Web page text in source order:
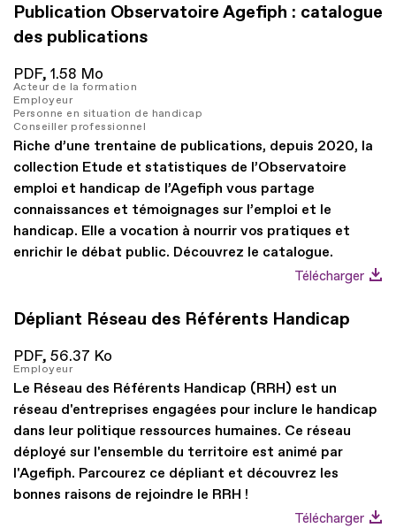
Publication Observatoire Agefiph : catalogue
des publications
PDF, 1.58 Mo
Acteur de la formation
Employeur
Personne en situation de handicap
Conseiller professionnel
Riche d’une trentaine de publications, depuis 2020, la
collection Etude et statistiques de l’Observatoire
emploi et handicap de l’Agefiph vous partage
connaissances et témoignages sur l’emploi et le
handicap. Elle a vocation à nourrir vos pratiques et
enrichir le débat public. Découvrez le catalogue.
Télécharger
Dépliant Réseau des Référents Handicap
PDF, 56.37 Ko
Employeur
Le Réseau des Référents Handicap (RRH) est un
réseau d'entreprises engagées pour inclure le handicap
dans leur politique ressources humaines. Ce réseau
déployé sur l'ensemble du territoire est animé par
l'Agefiph. Parcourez ce dépliant et découvrez les
bonnes raisons de rejoindre le RRH !
Télécharger